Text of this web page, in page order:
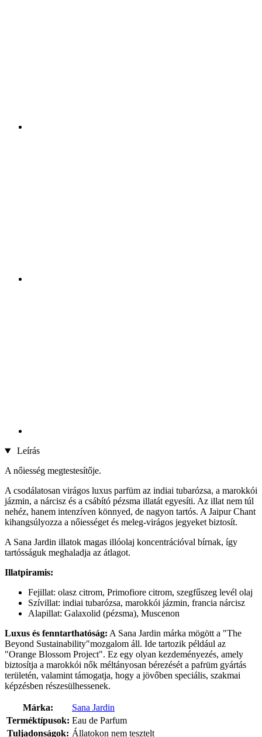
Leírás
A nőiesség megtestesítője.
A csodálatosan virágos luxus parfüm az indiai tubarózsa, a marokkói
jázmin, a nárcisz és a csábító pézsma illatát egyesíti. Az illat nem túl
nehéz, hanem intenzíven könnyed, de nagyon tartós. A Jaipur Chant
kihangsúlyozza a nőiességet és meleg-virágos jegyeket biztosít.
A Sana Jardin illatok magas illóolaj koncentrációval bírnak, így
tartósságuk meghaladja az átlagot.
Illatpiramis:
Fejillat: olasz citrom, Primofiore citrom, szegfűszeg levél olaj
Szívillat: indiai tubarózsa, marokkói jázmin, francia nárcisz
Alapillat: Galaxolid (pézsma), Muscenon
Luxus és fenntarthatóság: A Sana Jardin márka mögött a "The
Beyond Sustainability"mozgalom áll. Ide tartozik például az
"Orange Blossom Project". Ez egy olyan kezdeményezés, amely
biztosítja a marokkói nők méltányosan bérezését a pafrüm gyártás
területén, valamint támogatja, hogy a jövőben speciális, szakmai
képzésben részesülhessenek.
Márka:
Sana Jardin
Terméktípusok: Eau de Parfum
Tuljadonságok: Állatokon nem tesztelt